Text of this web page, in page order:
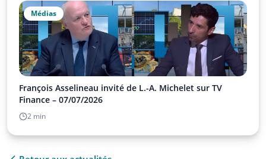
Médias
François Asselineau invité de L.-A. Michelet sur TV
Finance – 07/07/2026
2 min